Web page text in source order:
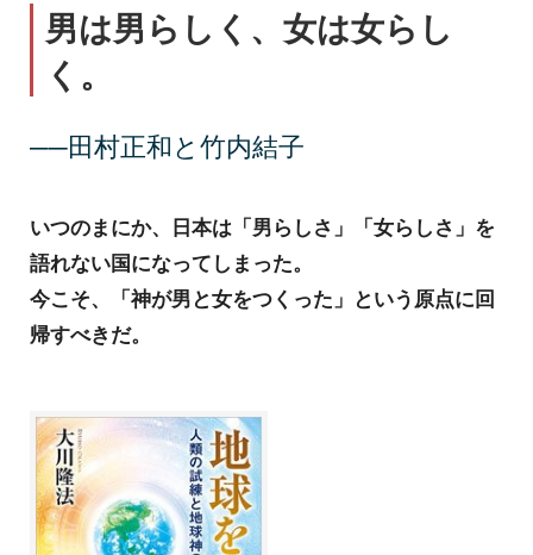
男は男らしく、女は女らし
く。
──田村正和と竹内結子
いつのまにか、日本は「男らしさ」「女らしさ」を
語れない国になってしまった。
今こそ、「神が男と女をつくった」という原点に回
帰すべきだ。